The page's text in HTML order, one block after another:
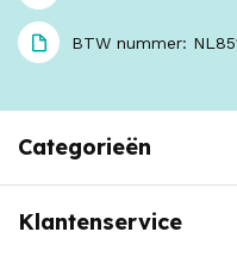
BTW nummer:
Categorieën
Klantenservice